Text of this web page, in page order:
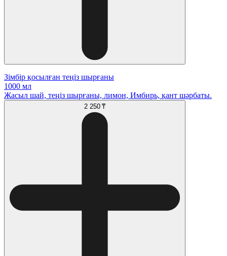
Зімбір қосылған теңіз шырғаны
1000 мл
Жасыл шай, теңіз шырғаны, лимон, Имбирь, қант шәрбаты.
2 250 ₸